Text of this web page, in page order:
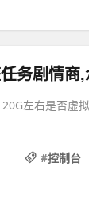
左右是否虚
#控制台